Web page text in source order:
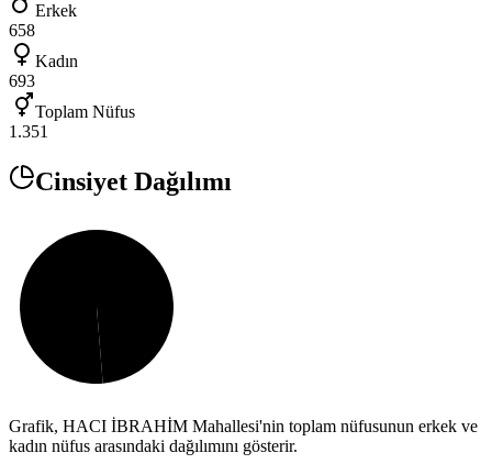
Erkek
658
Kadın
693
Toplam Nüfus
1.351
Cinsiyet Dağılımı
Grafik, HACI İBRAHİM Mahallesi'nin toplam nüfusunun erkek ve
kadın nüfus arasındaki dağılımını gösterir.